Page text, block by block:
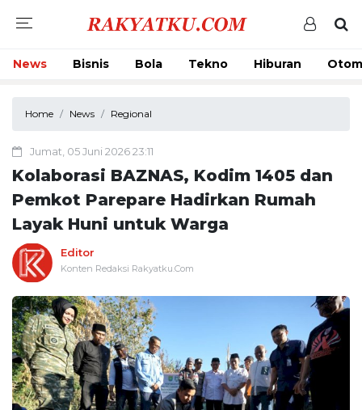
News Bisnis Bola Tekno Hiburan
Home News Regional
Jumat, 05 Juni 2026 23:11
Kolaborasi BAZNAS, Kodim 1405 dan
Pemkot Parepare Hadirkan Rumah
Layak Huni untuk Warga
Editor
Konten Redaksi Rakyatku.Com